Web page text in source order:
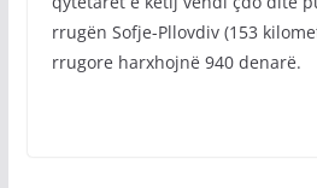
rrugën Sofje-Pllovdiv (153
rrugore harxhojnë 940 denarë.